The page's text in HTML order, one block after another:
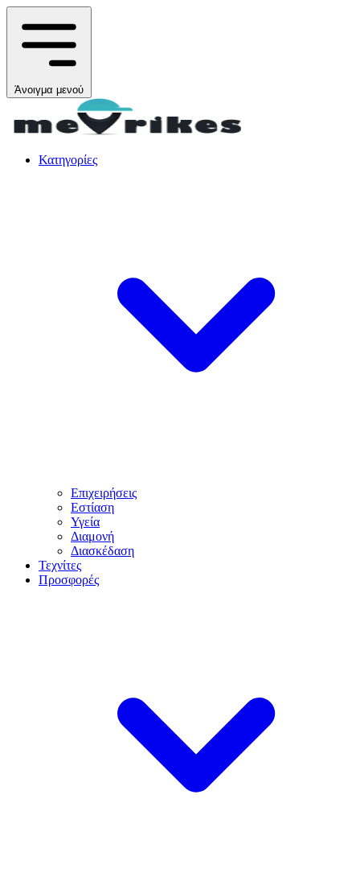
Άνοιγμα μενού
Κατηγορίες
Επιχειρήσεις
Εστίαση
Υγεία
Διαμονή
Διασκέδαση
Τεχνίτες
Προσφορές